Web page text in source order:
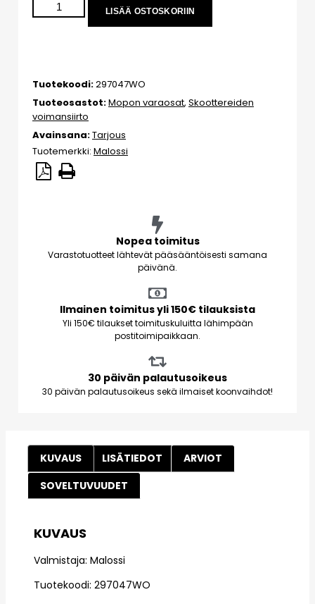
LISÄÄ OSTOSKORIIN
Tuotekoodi:297047WO
Tuoteosastot:Mopon varaosat, Skoottereiden
voimansiirto
Avainsana:Tarjous
Tuotemerkki: Malossi
Nopea toimitus
Varastotuotteet lähtevät pääsääntöisesti samana
päivänä.
Ilmainen toimitus yli 150€ tilauksista
Yli 150€ tilaukset toimituskuluitta lähimpään
postitoimipaikkaan.
30 päivän palautusoikeus
30 päivän palautusoikeus sekä ilmaiset koonvaihdot!
KUVAUS LISÄTIEDOT
ARVIOT
SOVELTUVUUDET
KUVAUS
Valmistaja: Malossi
Tuotekoodi: 297047WO